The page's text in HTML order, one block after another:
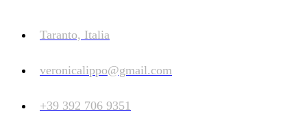
Taranto, Italia
veronicalippo@gmail.com
+39 392 706 9351